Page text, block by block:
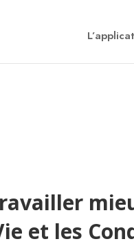
et les